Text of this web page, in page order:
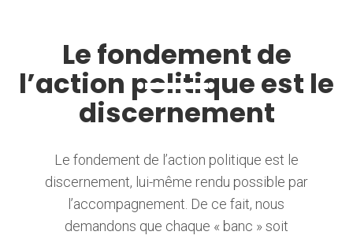
Le fondement de
l’action politique est le
discernement
Le fondement de l’action politique est le
discernement, lui-même rendu possible par
l’accompagnement. De ce fait, nous
demandons que chaque « banc » soit